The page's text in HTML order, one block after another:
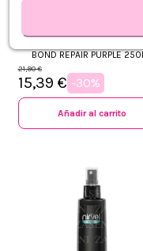
BOND REPAIR PURPLE
21,90 €
15,39 € -30%
Añadir al carrito